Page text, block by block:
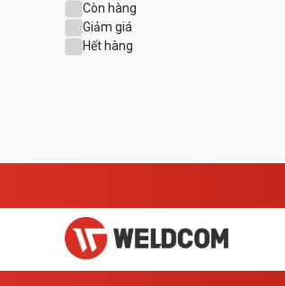
Còn hàng
Giảm giá
Hết hàng